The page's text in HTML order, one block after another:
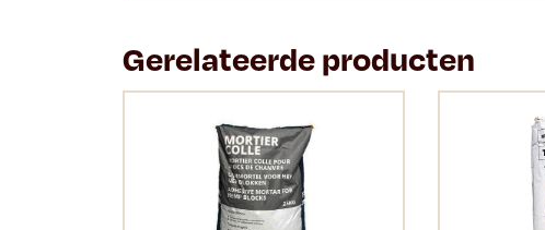
Gerelateerde producten